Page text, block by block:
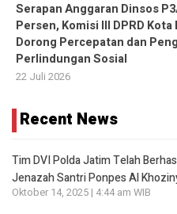
Serapan Anggaran Dinsos
Persen, Komisi III DPRD
Dorong Percepatan dan
Perlindungan Sosial
22 Juli 2026
Recent News
Tim DVI Polda Jatim Telah
Jenazah Santri Ponpes Al
Oktober 14, 2025 | 4:44 am WIB